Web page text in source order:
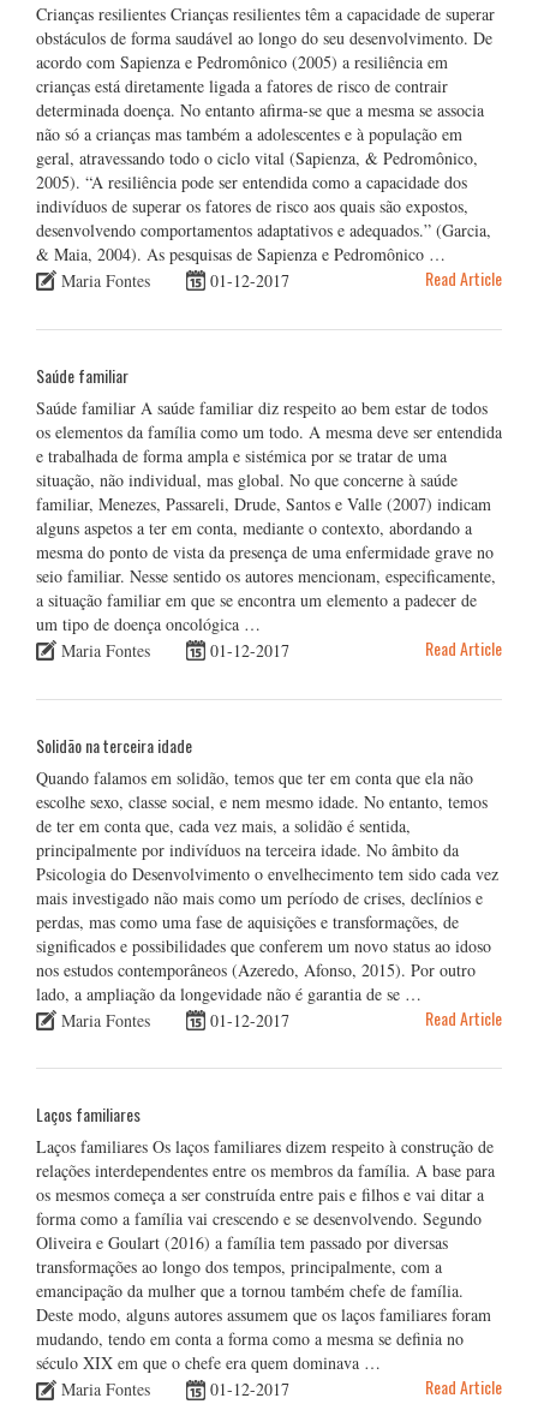
Crianças resilientes Crianças resilientes têm a capacidade de superar
obstáculos de forma saudável ao longo do seu desenvolvimento. De
acordo com Sapienza e Pedromônico (2005) a resiliência em
crianças está diretamente ligada a fatores de risco de contrair
determinada doença. No entanto afirma-se que a mesma se associa
não só a crianças mas também a adolescentes e à população em
geral, atravessando todo o ciclo vital (Sapienza, & Pedromônico,
2005). “A resiliência pode ser entendida como a capacidade dos
indivíduos de superar os fatores de risco aos quais são expostos,
desenvolvendo comportamentos adaptativos e adequados.” (Garcia,
& Maia, 2004). As pesquisas de Sapienza e Pedromônico …
Maria Fontes
01-12-2017 Read Article
Saúde familiar
Saúde familiar A saúde familiar diz respeito ao bem estar de todos
os elementos da família como um todo. A mesma deve ser entendida
e trabalhada de forma ampla e sistémica por se tratar de uma
situação, não individual, mas global. No que concerne à saúde
familiar, Menezes, Passareli, Drude, Santos e Valle (2007) indicam
alguns aspetos a ter em conta, mediante o contexto, abordando a
mesma do ponto de vista da presença de uma enfermidade grave no
seio familiar. Nesse sentido os autores mencionam, especificamente,
a situação familiar em que se encontra um elemento a padecer de
um tipo de doença oncológica …
Maria Fontes
01-12-2017 Read Article
Solidão na terceira idade
Quando falamos em solidão, temos que ter em conta que ela não
escolhe sexo, classe social, e nem mesmo idade. No entanto, temos
de ter em conta que, cada vez mais, a solidão é sentida,
principalmente por indivíduos na terceira idade. No âmbito da
Psicologia do Desenvolvimento o envelhecimento tem sido cada vez
mais investigado não mais como um período de crises, declínios e
perdas, mas como uma fase de aquisições e transformações, de
significados e possibilidades que conferem um novo status ao idoso
nos estudos contemporâneos (Azeredo, Afonso, 2015). Por outro
lado, a ampliação da longevidade não é garantia de se …
Maria Fontes
01-12-2017 Read Article
Laços familiares
Laços familiares Os laços familiares dizem respeito à construção de
relações interdependentes entre os membros da família. A base para
os mesmos começa a ser construída entre pais e filhos e vai ditar a
forma como a família vai crescendo e se desenvolvendo. Segundo
Oliveira e Goulart (2016) a família tem passado por diversas
transformações ao longo dos tempos, principalmente, com a
emancipação da mulher que a tornou também chefe de família.
Deste modo, alguns autores assumem que os laços familiares foram
mudando, tendo em conta a forma como a mesma se definia no
século XIX em que o chefe era quem dominava …
Maria Fontes
01-12-2017 Read Article